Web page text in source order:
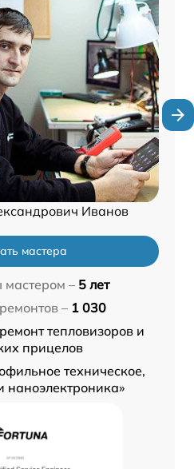
Иванов
мастера
– 5 лет
– 1 030
ремонт тепловизоров и
прицелов
техническое,
наноэлектроника»